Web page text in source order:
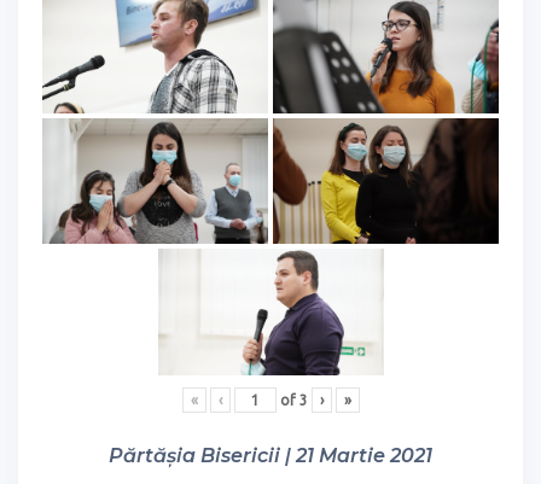
« ‹ of 3 › »
Părtășia Bisericii | 21 Martie 2021